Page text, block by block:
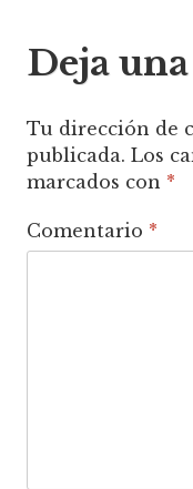
Deja
Tu dirección de
publicada. Los
marcados con *
Comentario *